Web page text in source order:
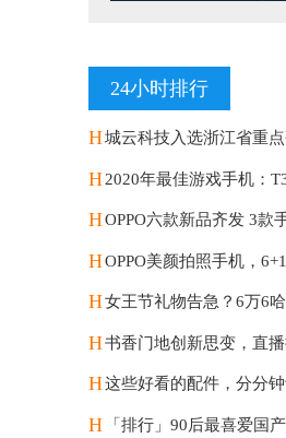
24小时排行
H城云科技入选浙江省重
H2020年最佳游戏手机：
HOPPO六款新品齐发 3款
HOPPO美颜拍照手机，
H女王节礼物告急？6万6
H书香门地创新思变，直
H这些好看的配件，分分
H 「排行」90后最喜爱国